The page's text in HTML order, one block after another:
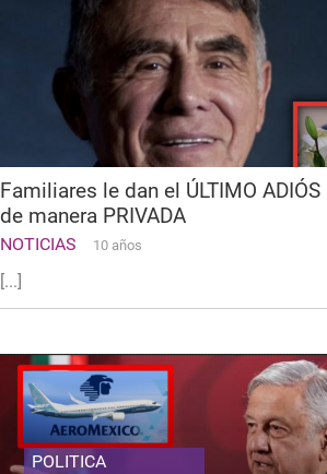
Familiares le dan el ÚLTIMO
de manera PRIVADA
NOTICIAS 10 años
[...]
POLITICA